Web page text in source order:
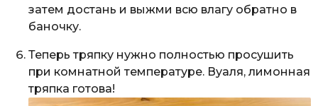
затем достань и выжми всю влагу обратно в
баночку.
Теперь тряпку нужно полностью просушить
при комнатной температуре. Вуаля, лимонная
тряпка готова!